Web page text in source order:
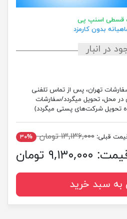
قسطی اسنپ پی
در انبار
(سفارشات تهران، پس از تماس تلفنی
محل، تحویل میگردد/سفارشات
تحویل شرکت‌های پستی میگردد)
قبلی: ۱۳,۱۳۶,۰۰۰ تومان ۳۰%
۹,۱۳۰,۰۰۰ تومان
به سبد خرید